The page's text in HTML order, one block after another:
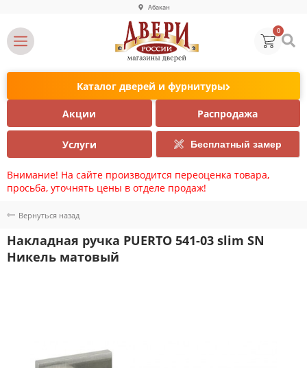
Абакан
0
Каталог дверей и фурнитуры
Акции Распродажа
Услуги Бесплатный замер
Внимание! На сайте производится переоценка товара,
просьба, уточнять цены в отделе продаж!
Вернуться назад
Накладная ручка PUERTO 541-03 slim SN
Никель матовый